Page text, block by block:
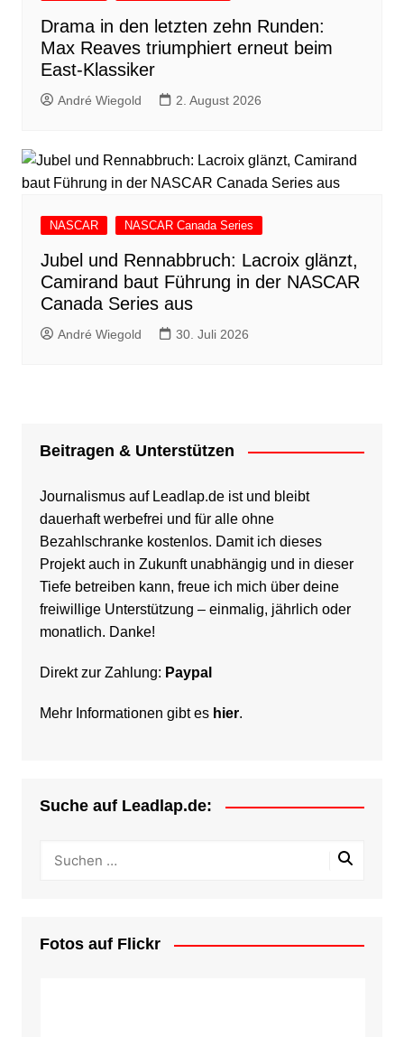
Drama in den letzten zehn Runden:
Max Reaves triumphiert erneut beim
East-Klassiker
André Wiegold 2. August 2026
NASCAR NASCAR Canada Series
Jubel und Rennabbruch: Lacroix glänzt,
Camirand baut Führung in der NASCAR
Canada Series aus
André Wiegold 30. Juli 2026
Beitragen & Unterstützen
Journalismus auf Leadlap.de ist und bleibt
dauerhaft werbefrei und für alle ohne
Bezahlschranke kostenlos. Damit ich dieses
Projekt auch in Zukunft unabhängig und in dieser
Tiefe betreiben kann, freue ich mich über deine
freiwillige Unterstützung – einmalig, jährlich oder
monatlich. Danke!
Direkt zur Zahlung: Paypal
Mehr Informationen gibt es hier.
Suche auf Leadlap.de:
Fotos auf Flickr